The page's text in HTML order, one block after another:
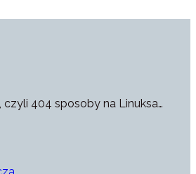
czyli 404 sposoby na Linuksa…